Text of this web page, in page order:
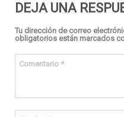
DEJA UNA
Tu dirección de correo
obligatorios están marcados
Comentario *